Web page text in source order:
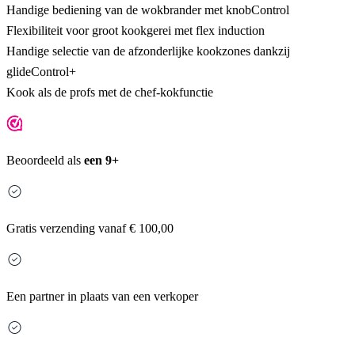
Handige bediening van de wokbrander met knobControl
Flexibiliteit voor groot kookgerei met flex induction
Handige selectie van de afzonderlijke kookzones dankzij
glideControl+
Kook als de profs met de chef-kokfunctie
Beoordeeld als een 9+
Gratis verzending vanaf € 100,00
Een partner in plaats van een verkoper